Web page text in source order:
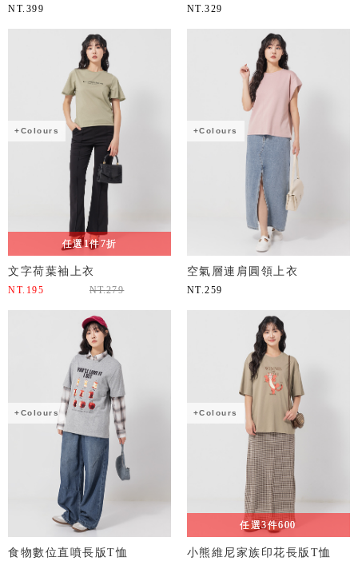
NT. 399 NT. 329
+Colours
任選1件7折
文字荷葉袖上衣
NT. 195 NT.279
+Colours
空氣層連肩圓領上衣
NT.259
+Colours
食物數位直噴長版T恤
+Colours
任選3件600
小熊維尼家族印花長版T恤